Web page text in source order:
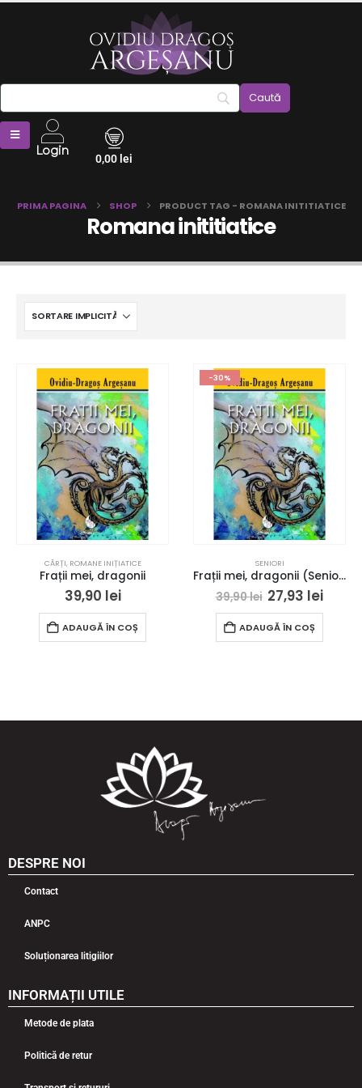
Login 0,00 lei
PRIMA PAGINA SHOP PRODUCT TAG - ROMANA INITITIATICE
Romana inititiatice
CĂRȚI, ROMANE INIȚIATICE
Frații mei, dragonii
39,90 lei
ADAUGĂ ÎN COȘ
-30%
SENIORI
Frații mei, dragonii (Seniori)
39,90lei 27,93 lei
ADAUGĂ ÎN COȘ
DESPRE NOI
Contact
ANPC
Soluționarea litigiilor
INFORMAȚII UTILE
Metode de plata
Politică de retur